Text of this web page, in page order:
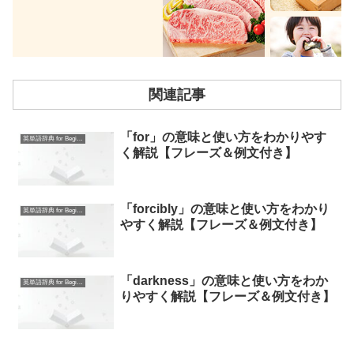
関連記事
英単語辞典 for Beginners
「for」の意味と使い方をわかりやす
く解説【フレーズ＆例文付き】
英単語辞典 for Beginners
「forcibly」の意味と使い方をわかり
やすく解説【フレーズ＆例文付き】
英単語辞典 for Beginners
「darkness」の意味と使い方をわか
りやすく解説【フレーズ＆例文付き】